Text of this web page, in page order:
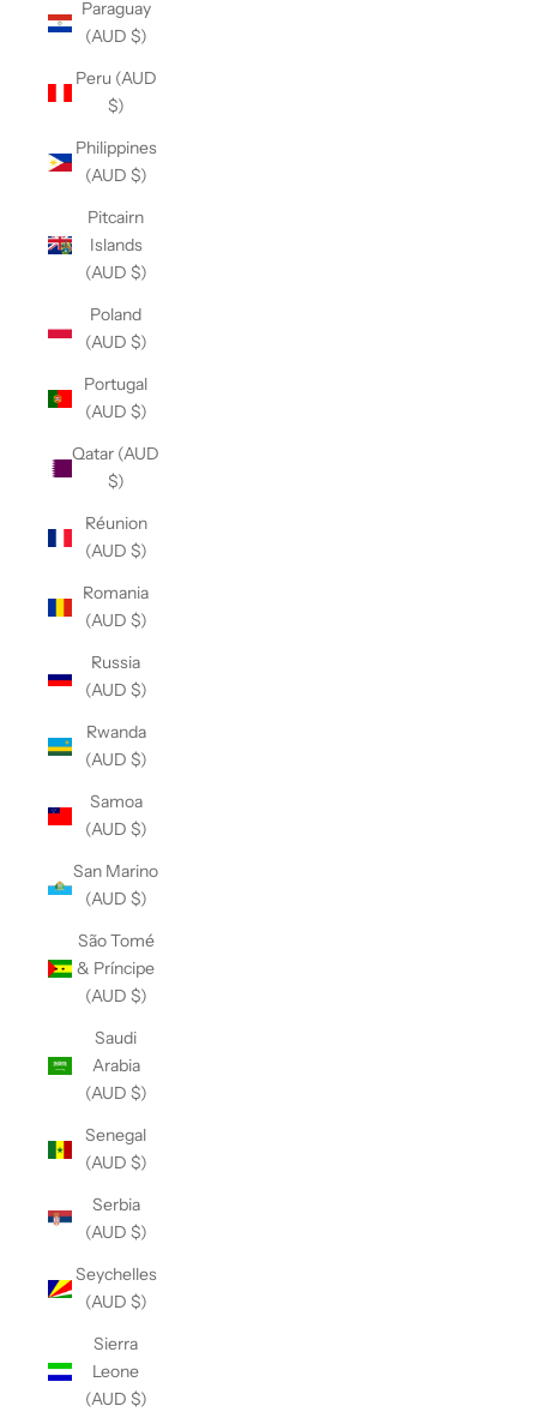
Paraguay
(AUD $)
Peru (AUD
$)
Philippines
(AUD $)
Pitcairn
Islands
(AUD $)
Poland
(AUD $)
Portugal
(AUD $)
Qatar (AUD
$)
Réunion
(AUD $)
Romania
(AUD $)
Russia
(AUD $)
Rwanda
(AUD $)
Samoa
(AUD $)
San Marino
(AUD $)
São Tomé
& Príncipe
(AUD $)
Saudi
Arabia
(AUD $)
Senegal
(AUD $)
Serbia
(AUD $)
Seychelles
(AUD $)
Sierra
Leone
(AUD $)